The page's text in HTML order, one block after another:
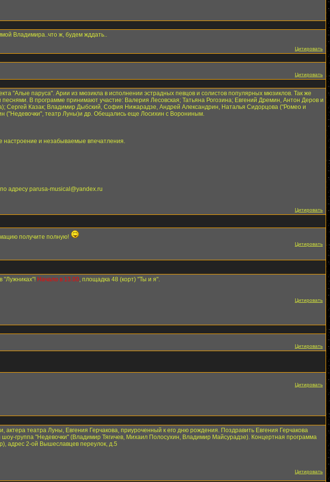
Владимира..что ж, будем жддать..
Цитировать
Цитировать
"Алые паруса". Арии из мюзикла в исполнении эстрадных певцов и солистов популярных мюзиклов. Так же
В программе принимают участие: Валерия Лесовская; Татьяна Рогозина; Евгений Дремин, Антон Деров и
Сергей Казак; Владимир Дыбский, София Нижарадзе, Андрей Александрин, Наталья Сидорцова ("Ромео и
("Недевочки", театр Луны)и др. Обещались еще Лосихин с Ворониным.
настроение и незабываемые впечатления.
адресу parusa-musical@yandex.ru
Цитировать
получите полную!
Цитировать
"Лужниках"! Начало в 13.00, площадка 48 (корт) "Ты и я".
Цитировать
Цитировать
Цитировать
актера театра Луны, Евгения Герчакова, приуроченный к его дню рождения. Поздравить Евгения Герчакова
группа "Недевочки" (Владимир Тягичев, Михаил Полосухин, Владимир Майсурадзе). Концертная программа
адрес 2-ой Вышеславцев переулок, д.5
Цитировать